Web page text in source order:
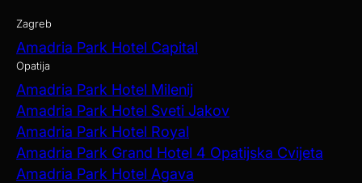
Zagreb
Amadria Park Hotel Capital
Opatija
Amadria Park Hotel Milenij
Amadria Park Hotel Sveti Jakov
Amadria Park Hotel Royal
Amadria Park Grand Hotel 4 Opatijska Cvijeta
Amadria Park Hotel Agava